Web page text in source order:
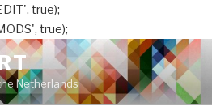
true);
true);
Netherlands